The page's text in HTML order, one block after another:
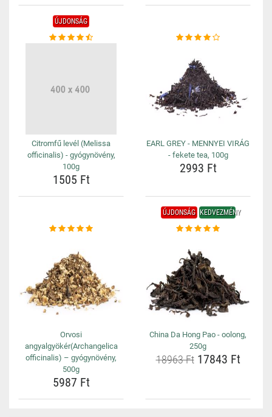
ÚJDONSÁG
Citromfű levél (Melissa
officinalis) - gyógynövény,
100g
1505 Ft
EARL GREY - MENNYEI VIRÁG
- fekete tea, 100g
2993 Ft
Orvosi
angyalgyökér(Archangelica
officinalis) – gyógynövény,
500g
5987 Ft
ÚJDONSÁG KEDVEZMÉNY
China Da Hong Pao - oolong,
250g
18963 Ft17843 Ft